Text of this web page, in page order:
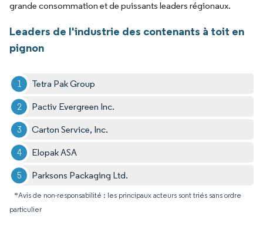
grande consommation et de puissants leaders régionaux.
Leaders de l'industrie des contenants à toit en
pignon
Tetra Pak Group
Pactiv Evergreen Inc.
Carton Service, Inc.
Elopak ASA
Parksons Packaging Ltd.
*Avis de non-responsabilité : les principaux acteurs sont triés sans ordre
particulier